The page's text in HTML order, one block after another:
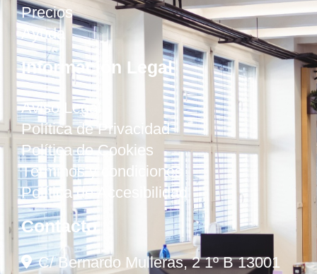
Precios
Ayuda
Información Legal
Aviso Legal
Política de Privacidad
Política de Cookies
Términos y condiciones
Política de Accesibilidad
Contacto
C/ Bernardo Mulleras, 2 1º B 13001